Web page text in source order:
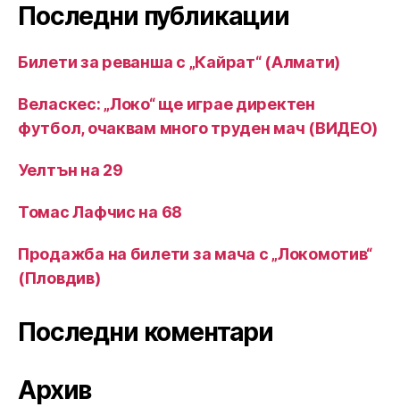
Последни публикации
Билети за реванша с „Кайрат“ (Алмати)
Веласкес: „Локо“ ще играе директен
футбол, очаквам много труден мач (ВИДЕО)
Уелтън на 29
Томас Лафчис на 68
Продажба на билети за мача с „Локомотив“
(Пловдив)
Последни коментари
Архив